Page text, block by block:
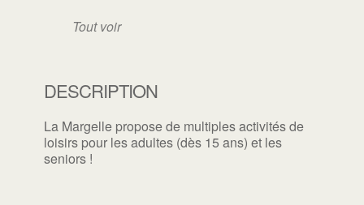
Tout voir
DESCRIPTION
La Margelle propose de multiples activités de
loisirs pour les adultes (dès 15 ans) et les
seniors !